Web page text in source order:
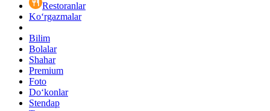
Restoranlar
Ko‘rgazmalar
Bilim
Bolalar
Shahar
Premium
Foto
Do‘konlar
Stendap